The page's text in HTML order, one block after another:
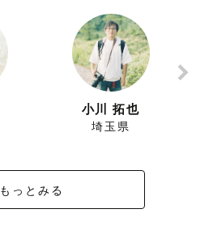
小川 拓也
埼玉県
もっとみる